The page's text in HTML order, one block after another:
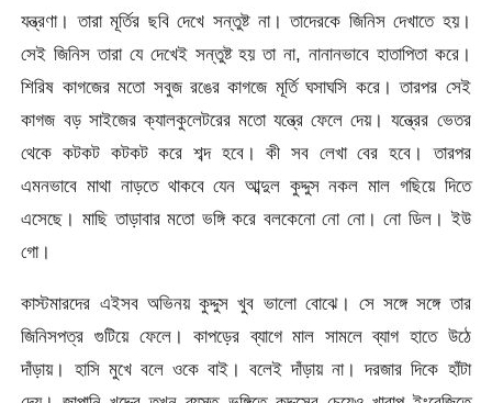
যন্ত্রণা। তারা মূর্তির ছবি দেখে সন্তুষ্ট না। তাদেরকে জিনিস দেখাতে হয়।
সেই জিনিস তারা যে দেখেই সন্তুষ্ট হয় তা না, নানানভাবে হাতাপিতা করে।
শিরিষ কাগজের মতো সবুজ রঙের কাগজে মূর্তি ঘসাঘসি করে। তারপর সেই
কাগজ বড় সাইজের ক্যালকুলেটরের মতো যন্ত্রে ফেলে দেয়। যন্ত্রের ভেতর
থেকে কটকট কটকট করে শব্দ হবে। কী সব লেখা বের হবে। তারপর
এমনভাবে মাথা নাড়তে থাকবে যেন আব্দুল কুদ্দুস নকল মাল গছিয়ে দিতে
এসেছে। মাছি তাড়াবার মতো ভঙ্গি করে বলকেনো নো নো। নো ডিল। ইউ
গো।
কাস্টমারদের এইসব অভিনয় কুদ্দুস খুব ভালো বোঝে। সে সঙ্গে সঙ্গে তার
জিনিসপত্র গুটিয়ে ফেলে। কাপড়ের ব্যাগে মাল সামলে ব্যাগ হাতে উঠে
দাঁড়ায়। হাসি মুখে বলে ওকে বাই। বলেই দাঁড়ায় না। দরজার দিকে হাঁটা